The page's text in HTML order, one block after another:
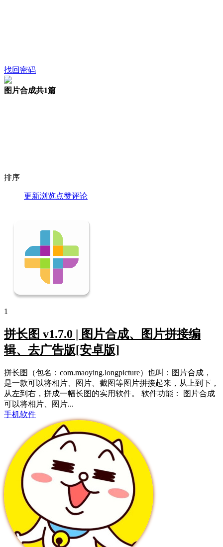
找回密码
图片合成共1篇
排序
更新浏览点赞评论
1
拼长图 v1.7.0 | 图片合成、图片拼接编
辑、去广告版[安卓版]
拼长图（包名：com.maoying.longpicture）也叫：图片合成，
是一款可以将相片、图片、截图等图片拼接起来，从上到下，
从左到右，拼成一幅长图的实用软件。 软件功能： 图片合成
可以将相片、图片...
手机软件